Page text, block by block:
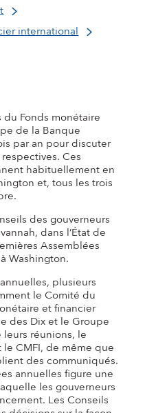
international
Fonds monétaire
de la Banque
par an pour discuter
Ces
habituellement en
et, tous les trois
des gouverneurs
dans l’État de
Assemblées
Washington.
plusieurs
le Comité du
et financier
des Dix et le Groupe
réunions, le
CMFI, de même que
des communiqués.
annuelles figure une
les gouverneurs
Les Conseils